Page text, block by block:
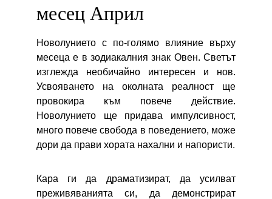
месец Април
Новолунието с по-голямо влияние върху
месеца е в зодиакалния знак Овен. Светът
изглежда необичайно интересен и нов.
Усвояването на околната реалност ще
провокира към повече действие.
Новолунието ще придава импулсивност,
много повече свобода в поведението, може
дори да прави хората нахални и напористи.
Кара ги да драматизират, да усилват
преживяванията си, да демонстрират